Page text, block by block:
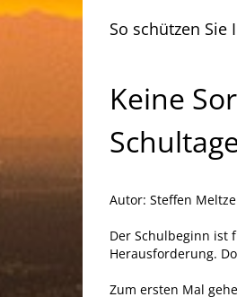
So schützen
Keine
Autor: Steffen
Der Schulbeginn ist
Herausforderung.
Zum ersten Mal